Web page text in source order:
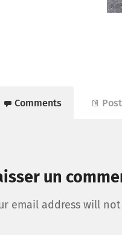
Comments
un
email address will